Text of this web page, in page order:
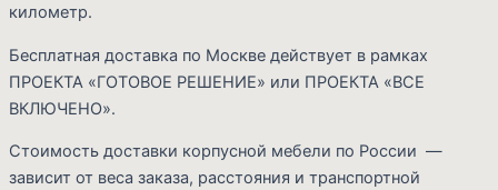
километр.
Бесплатная доставка по Москве действует в рамках
ПРОЕКТА «ГОТОВОЕ РЕШЕНИЕ» или ПРОЕКТА «ВСЕ
ВКЛЮЧЕНО».
Стоимость доставки корпусной мебели по России —
зависит от веса заказа, расстояния и транспортной